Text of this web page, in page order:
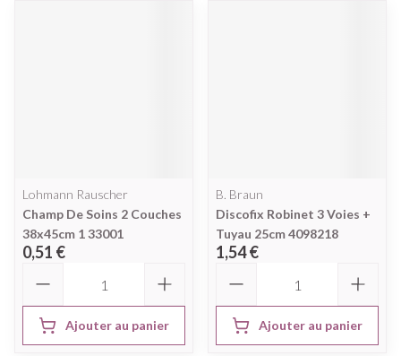
Lohmann Rauscher
Champ De Soins 2 Couches
38x45cm 1 33001
0,51 €
Ajouter au panier
B. Braun
Discofix Robinet 3 Voies +
Tuyau 25cm 4098218
1,54 €
Ajouter au panier